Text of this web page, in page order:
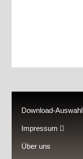
Download-Auswahl
Impressum
Über uns